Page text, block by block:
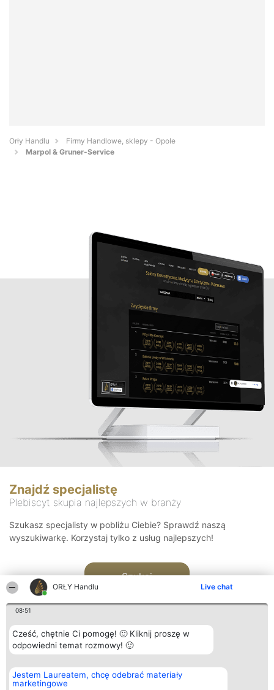
ORŁY Handlu Live chat
08:51
Cześć, chętnie Ci pomogę! 🙂 Kliknij proszę w
odpowiedni temat rozmowy! 🙂
Jestem Laureatem, chcę odebrać materiały
marketingowe
Orły Handlu
Firmy Handlowe, sklepy - Opole
Marpol & Gruner-Service
Znajdź specjalistę
Plebiscyt skupia najlepszych w branży
Szukasz specjalisty w pobliżu Ciebie? Sprawdź naszą
wyszukiwarkę. Korzystaj tylko z usług najlepszych!
Szukaj
Organizator plebiscytu
Bright Side Solutions sp. z o.
o. sp. k.
Plebiscyt
Laureaci
Kontakt
Kontakt